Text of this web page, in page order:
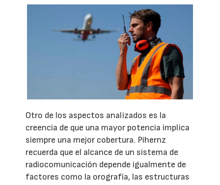
Otro de los aspectos analizados es la
creencia de que una mayor potencia implica
siempre una mejor cobertura. Pihernz
recuerda que el alcance de un sistema de
radiocomunicación depende igualmente de
factores como la orografía, las estructuras